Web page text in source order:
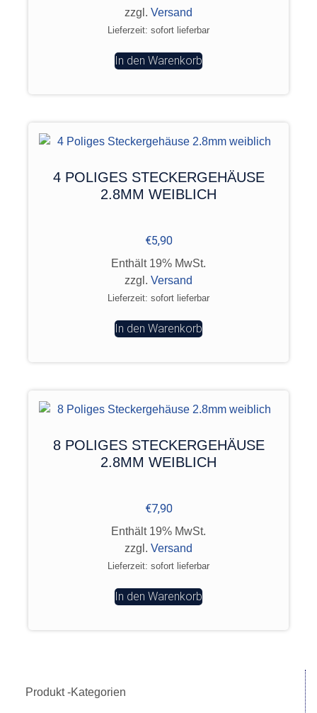
Produkt -Kategorien
zzgl. Versand
Lieferzeit: sofort lieferbar
In den Warenkorb
4 POLIGES STECKERGEHÄUSE
2.8MM WEIBLICH
€5,90
Enthält 19% MwSt.
zzgl. Versand
Lieferzeit: sofort lieferbar
In den Warenkorb
8 POLIGES STECKERGEHÄUSE
2.8MM WEIBLICH
€7,90
Enthält 19% MwSt.
zzgl. Versand
Lieferzeit: sofort lieferbar
In den Warenkorb